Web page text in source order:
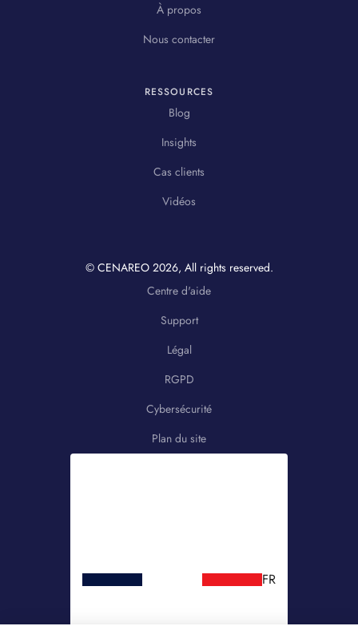
À propos
Nous contacter
RESSOURCES
Blog
Insights
Cas clients
Vidéos
© CENAREO 2026, All rights reserved.
Centre d'aide
Support
Légal
RGPD
Cybersécurité
Plan du site
FR